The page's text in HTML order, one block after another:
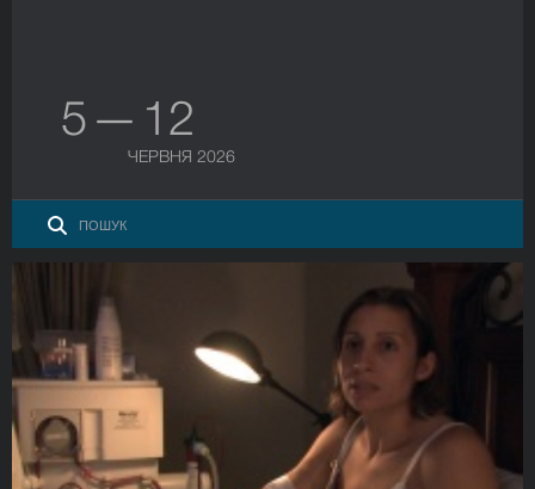
5 — 12
ЧЕРВНЯ 2026